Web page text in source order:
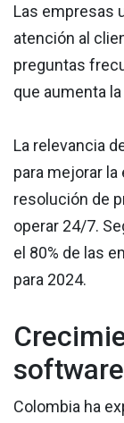
Las empresas
atención al
preguntas
que aumenta
La relevancia
para mejorar la
resolución de
operar 24/7.
el 80% de las
para 2024.
Colombia ha